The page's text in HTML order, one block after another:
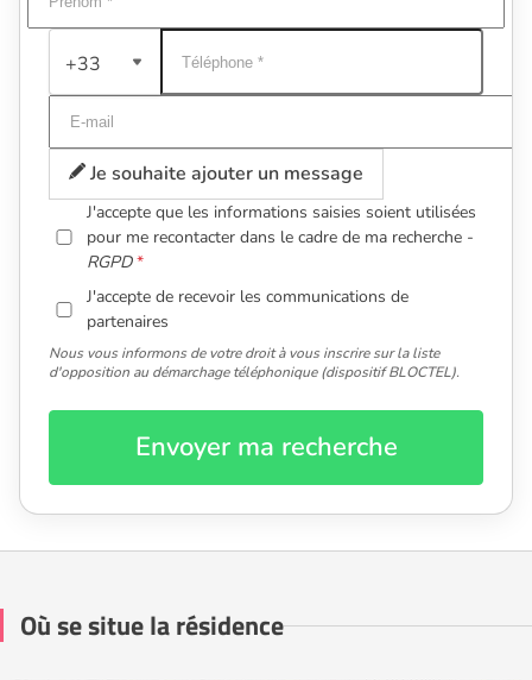
+33
Je souhaite ajouter un message
J'accepte que les informations saisies soient utilisées
pour me recontacter dans le cadre de ma recherche -
RGPD
J'accepte de recevoir les communications de
partenaires
Nous vous informons de votre droit à vous inscrire sur la liste
d'opposition au démarchage téléphonique (dispositif BLOCTEL).
Envoyer ma recherche
Où se situe la résidence